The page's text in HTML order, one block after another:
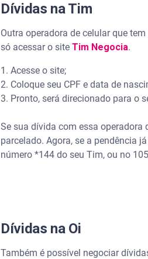
Dívidas na Tim
Outra operadora de celular que
só acessar o site Tim Negocia.
1. Acesse o site;
2. Coloque seu CPF e data de
3. Pronto, será direcionado para o
Se sua dívida com essa operadora
parcelado. Agora, se a pendência
número *144 do seu Tim, ou no
Dívidas na Oi
Também é possível negociar